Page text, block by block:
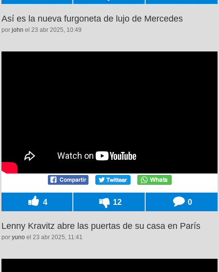
Así es la nueva furgoneta de lujo de Mercedes
por john el 23 abr 2025, 10:49
4 12 0
Lenny Kravitz abre las puertas de su casa en París
por yuno el 23 abr 2025, 11:41